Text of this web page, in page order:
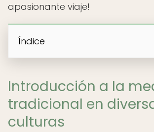
apasionante viaje!
Índice
Introducción a la
tradicional en
culturas